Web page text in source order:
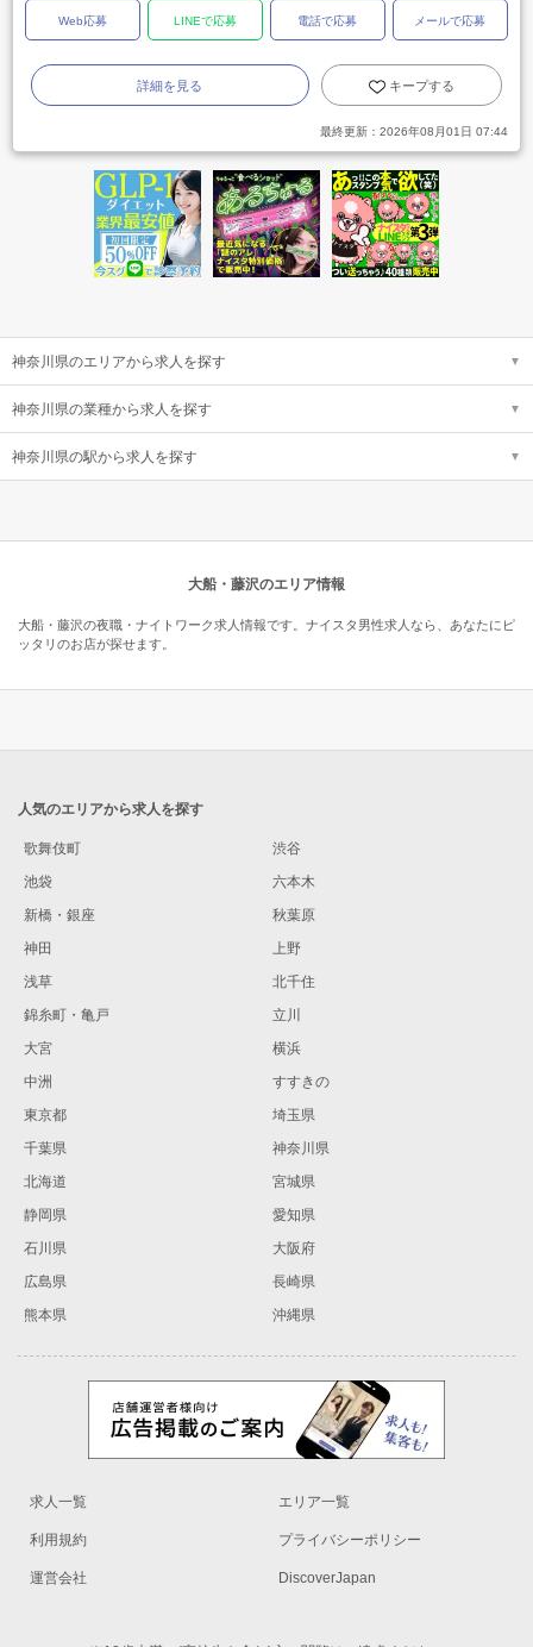
Web応募 LINEで応募 電話で応募 メールで応募
詳細を見る キープする
最終更新： 2026年08月01日 07:44
神奈川県のエリアから求人を探す
神奈川県の業種から求人を探す
神奈川県の駅から求人を探す
大船・藤沢のエリア情報
大船・藤沢の夜職・ナイトワーク求人情報です。ナイスタ男性求人なら、あなたにピ
ッタリのお店が探せます。
人気のエリアから求人を探す
歌舞伎町
渋谷
池袋
六本木
新橋・銀座
秋葉原
神田
上野
浅草
北千住
錦糸町・亀戸
立川
大宮
横浜
中洲
すすきの
東京都
埼玉県
千葉県
神奈川県
北海道
宮城県
静岡県
愛知県
石川県
大阪府
広島県
長崎県
熊本県
沖縄県
求人一覧 エリア一覧
利用規約 プライバシーポリシー
運営会社 DiscoverJapan